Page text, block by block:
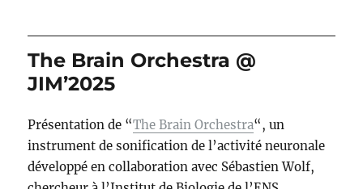
The Brain Orchestra @
JIM’2025
Présentation de “The Brain Orchestra“, un
instrument de sonification de l’activité neuronale
développé en collaboration avec Sébastien Wolf,